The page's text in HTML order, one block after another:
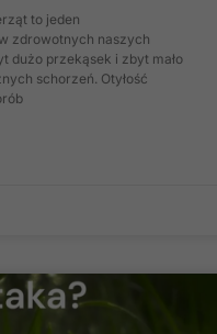
to jeden
zdrowotnych naszych
dużo przekąsek i zbyt mało
schorzeń. Otyłość
na nią.